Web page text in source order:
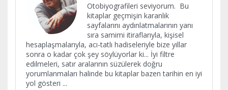
Otobiyografileri seviyorum. Bu
kitaplar geçmişin karanlık
sayfalarını aydınlatmalarının yanı
sıra samimi itiraflarıyla, kişisel
hesaplaşmalarıyla, acı-tatlı hadiseleriyle bize yıllar
sonra o kadar çok şey söylüyorlar ki... İyi filtre
edilmeleri, satır aralarının süzülerek doğru
yorumlanmaları halinde bu kitaplar bazen tarihin en iyi
yol gösteri ...